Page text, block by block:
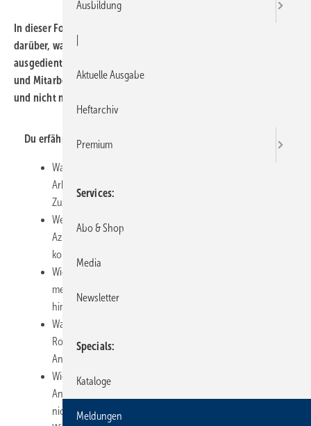
In dieser Folge sprechen Dennis Jäger und Martin Sommer
darüber, warum das gute alte Berichtsheft noch lange nicht
ausgedient hat – und wie du mit dem DISG-Modell deine Azubis
und Mitarbeiter so abholst, dass sie Aufgaben wirklich erledigen
und nicht nur Ausreden finden.
Du erfährst unter anderem:
Warum das Berichtsheft als Lerntechnik so wertvoll ist:
Arbeit in eigene Worte fassen, Skizzen zeichnen,
Zusammenhänge verstehen.
Welche digitalen Lösungen es für Berichtshefte gibt (z. B.
Azubi-Apps) und wie du Papier und App sinnvoll
kombinierst.
Wie das DISG-Modell aufgebaut ist: Aufgaben- vs.
menschenorientiert, intro- vs. extrovertiert – und was
hinter Rot, Gelb, Blau und Grün steckt.
Warum niemand nur „eine Farbe“ ist, sondern je nach
Rolle (Chef, Ausbilder, Freund, Redner) unterschiedliche
Anteile zeigt.
Wie du mit roten, dominanten Azubis umgehst: klare
Ansagen, klare Ziele – und klare Konsequenzen, wenn
nichts passiert.
Ausbildung
Aktuelle Ausgabe
Heftarchiv
Premium
Services
Abo & Shop
Media
Newsletter
Specials
Kataloge
Meldungen